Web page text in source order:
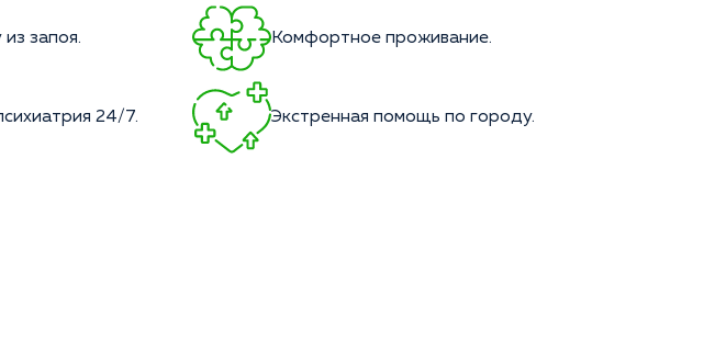
запоя. Комфортное проживание.
24/7. Экстренная помощь по городу.